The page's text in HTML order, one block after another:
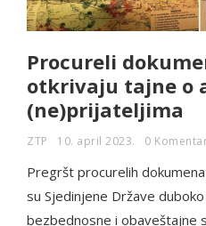
Procureli
otkrivaju tajne o
(ne)prijateljima
ZTP 10. april 2023. 0
Pregršt procurelih
su Sjedinjene Države
bezbednosne i obaveštajne